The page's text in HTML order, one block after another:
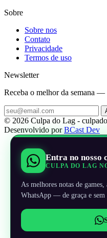
Sobre
Sobre nos
Contato
Privacidade
Termos de uso
Newsletter
Receba o melhor da semana —
© 2026 Culpa do Lag -
Desenvolvido porBCast Dev
Entra no nosso
CULPA DO LAG
As melhores notas de
WhatsApp — de graça e